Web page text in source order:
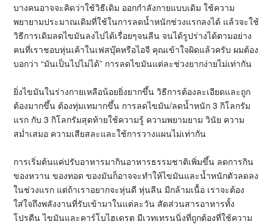
บางคนอาจจะคิดว่าใช้วิธีเดิม ออกกำลังกายแบบเดิม ใช้ความ
พยายามประมาณเดิมที่ใช้ในการลดน้ำหนักช่วงแรกลงได้ แล้วจะใช้
วิธีการเดิมลดไขมันลงไปได้เรื่อยๆจนลีน จนได้รูปร่างได้ตามอย่าง
คนที่เราชอบหุ่นเค้าในเฟสบุ๊คหรือไอจี คุณเข้าใจผิดแล้วครับ ผมต้อง
บอกว่า “มันเป็นไปไม่ได้” การลดไขมันแต่ละช่วงยากง่ายไม่เท่ากัน
ยิ่งไขมันในร่างกายเหลือน้อยยิ่งยากขึ้น วิธีการต้องละเอียดและถูก
ต้องมากขึ้น ต้องทุ่มเทมากขึ้น การลดไขมัน/ลดน้ำหนัก 3 กิโลกรัม
แรก กับ 3 กิโลกรัมสุดท้ายใช้ความรู้ ความพยามยาม วินัย ความ
สม่ำเสมอ ความเสียสละและใช้การวางแผนไม่เท่ากัน
การเริ่มต้นแค่ปรับอาหารมากินอาหารธรรมชาติเพิ่มขึ้น ลดการกิน
ของหวาน ของทอด ของมันก็อาจจะทำให้ไขมันและน้ำหนักตัวลดลง
ในช่วงแรก แต่ถ้าเราอยากจะหุ่นดี หุ่นลีน มีกล้ามเนื้อ เราจะต้อง
ใส่ใจถึงพลังงานที่รับเข้ามาในแต่ละวัน สัดส่วนสารอาหารทั้ง
โปรตีน ไขมันและคาร์โบไฮเดรต มีเวทเทรนนิ่งที่ถูกต้องที่ใช้ความ